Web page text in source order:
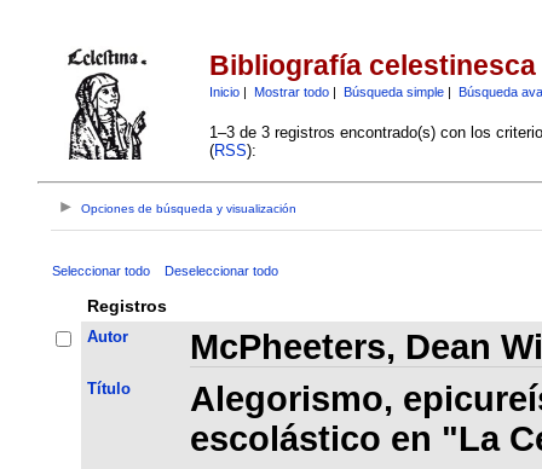
Bibliografía celestinesca
Inicio| Mostrar todo| Búsqueda simple| Búsqueda
1–3 de 3 registros encontrado(s) con los
(RSS):
Opciones de búsqueda y visualización
Seleccionar todo Deseleccionar todo
Registros
Autor McPheeters, Dean
Título
Alegorismo,
escolástico en "La